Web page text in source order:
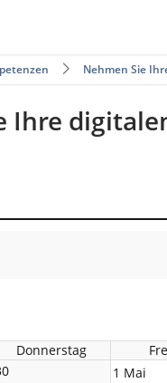
Nehmen Sie
Ihre
Donnerstag
1 Mai